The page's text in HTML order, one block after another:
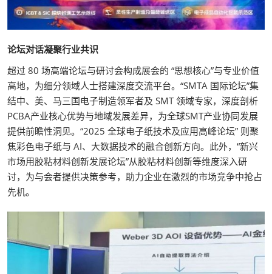
论坛对话凝聚行业共识
超过 80 场高端论坛与研讨会构成展会的 “思想核心”与专业价值
高地，为细分领域人士搭建深度交流平台。“SMTA 国际论坛”集
结中、美、马三国电子制造领军者及 SMT 领域专家，深度剖析
PCBA产业核心优势与地域发展差异，为全球SMT产业协同发展
提供前瞻性洞见。“2025 全球电子纸技术及应用高峰论坛” 则聚
焦彩色电子纸与 AI、大数据技术的融合创新方向。此外，“新兴
市场用胶粘材料创新发展论坛”从胶粘材料创新等维度深入研
讨，为与会者提供决策参考，助力企业在激烈的市场竞争中抢占
先机。